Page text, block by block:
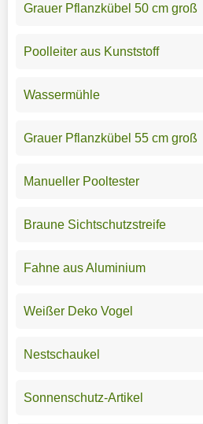
Grauer Pflanzkübel 50 cm groß
Poolleiter aus Kunststoff
Wassermühle
Grauer Pflanzkübel 55 cm groß
Manueller Pooltester
Braune Sichtschutzstreife
Fahne aus Aluminium
Weißer Deko Vogel
Nestschaukel
Sonnenschutz-Artikel